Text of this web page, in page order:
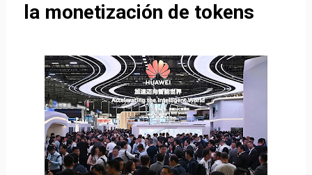
la monetización de tokens